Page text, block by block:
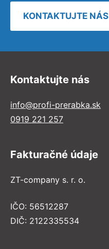
KONTAKTUJTE NÁS
Kontaktujte nás
info@profi-prerabka.sk
0919 221 257
Fakturačné údaje
ZT-company s. r. o.
IČO: 56512287
DIČ: 2122335534